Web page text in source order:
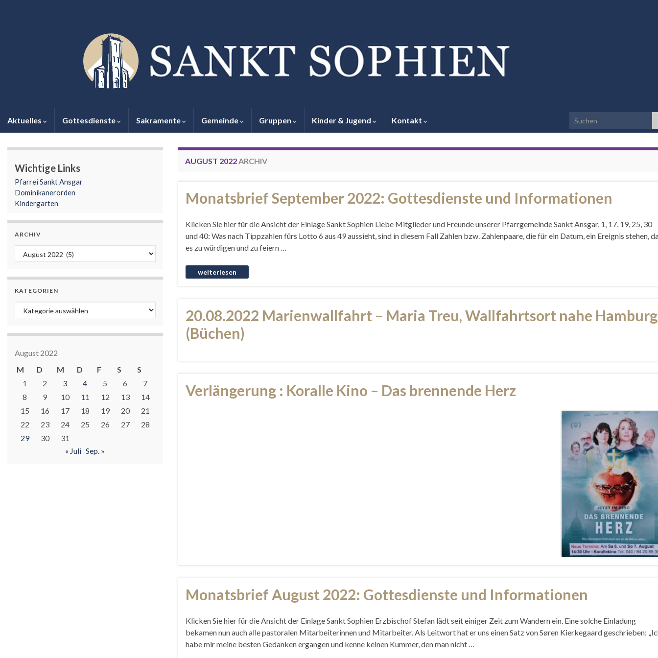
Aktuelles Gottesdienste Sakramente Gemeinde Gruppen Kinder & Jugend Kontakt Search for:
AUGUST 2022ARCHIV
Monatsbrief September 2022: Gottesdienste und Informationen
Klicken Sie hier für die Ansicht der Einlage Sankt Sophien Liebe Mitglieder und Freunde unserer Pfarrgemeinde Sankt Ansgar, 1, 17, 19, 25, 30
und 40: Was nach Tippzahlen fürs Lotto 6 aus 49 aussieht, sind in diesem Fall Zahlen bzw. Zahlenpaare, die für ein Datum, ein Ereignis stehen,
es zu würdigen und zu feiern …
20.08.2022 Marienwallfahrt – Maria Treu, Wallfahrtsort nahe Hamburg
(Büchen)
Verlängerung : Koralle Kino – Das brennende Herz
Monatsbrief August 2022: Gottesdienste und Informationen
Klicken Sie hier für die Ansicht der Einlage Sankt Sophien Erzbischof Stefan lädt seit einiger Zeit zum Wandern ein. Eine solche Einladung
bekamen nun auch alle pastoralen Mitarbeiterinnen und Mitarbeiter. Als Leitwort hat er uns einen Satz von Søren Kierkegaard geschrieben:
habe mir meine besten Gedanken ergangen und kenne keinen Kummer, den man nicht …
Wichtige Links
Pfarrei Sankt Ansgar
Dominikanerorden
Kindergarten
ARCHIV
Archiv
KATEGORIEN
Kategorien
August 2022
M
D M D F S
S
1
2 3 4 5 6
7
8
9 10 11 12 13
14
15
16 17 18 19 20
21
22
23 24 25 26 27
28
29
30
31
« Juli Sep. »